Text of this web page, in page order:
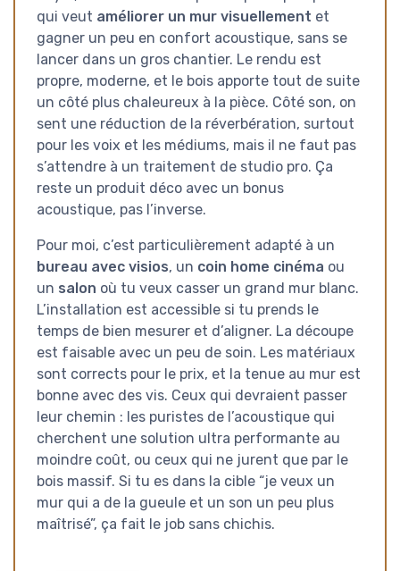
qui veut améliorer un mur visuellement et
gagner un peu en confort acoustique, sans se
lancer dans un gros chantier. Le rendu est
propre, moderne, et le bois apporte tout de suite
un côté plus chaleureux à la pièce. Côté son, on
sent une réduction de la réverbération, surtout
pour les voix et les médiums, mais il ne faut pas
s’attendre à un traitement de studio pro. Ça
reste un produit déco avec un bonus
acoustique, pas l’inverse.
Pour moi, c’est particulièrement adapté à un
bureau avec visios, un coin home cinéma ou
un salon où tu veux casser un grand mur blanc.
L’installation est accessible si tu prends le
temps de bien mesurer et d’aligner. La découpe
est faisable avec un peu de soin. Les matériaux
sont corrects pour le prix, et la tenue au mur est
bonne avec des vis. Ceux qui devraient passer
leur chemin : les puristes de l’acoustique qui
cherchent une solution ultra performante au
moindre coût, ou ceux qui ne jurent que par le
bois massif. Si tu es dans la cible “je veux un
mur qui a de la gueule et un son un peu plus
maîtrisé”, ça fait le job sans chichis.